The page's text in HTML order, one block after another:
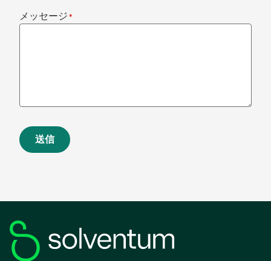
メッセージ *
送信